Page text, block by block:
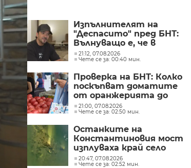
Изпълнителят на
"Деспасито" пред БНТ:
Вълнуващо е, че в
България хората пеят
и танцуват на моите
песни
21:12, 07.08.2026
Чете се за: 00:40 мин.
Проверка на БНТ: Колко
поскъпват доматите
от оранжерията до
магазина?
21:00, 07.08.2026
Чете се за: 02:50 мин.
Останките на
Константиновия мост
изплуваха край село
Гиген
20:47, 07.08.2026
Чете се за: 02:52 мин.